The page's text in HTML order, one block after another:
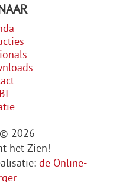
2026
het Zien!
de Online-